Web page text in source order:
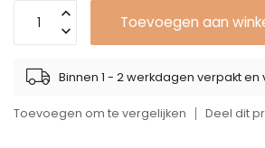
Toevoegen aan
Binnen 1 - 2 werkdagen verpakt en
Toevoegen om te vergelijken Deel dit